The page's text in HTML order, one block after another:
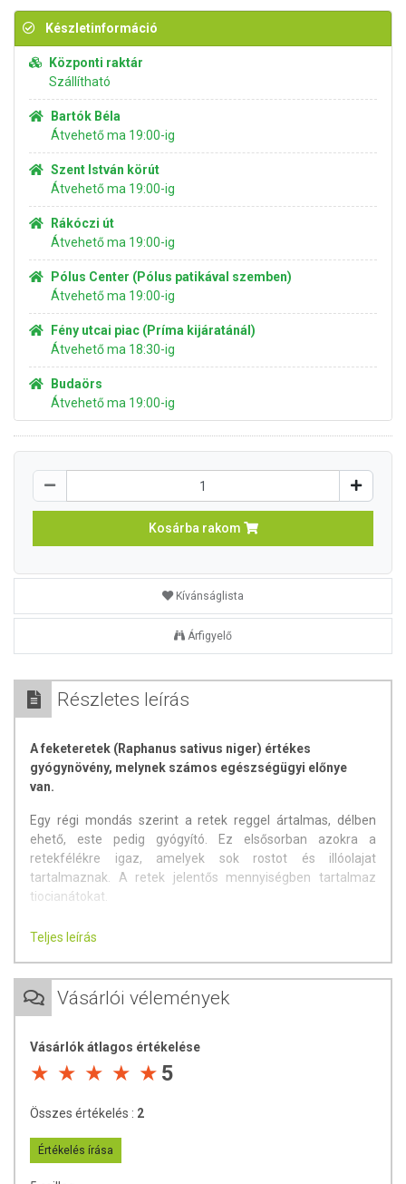
Készletinformáció
Központi raktár
Szállítható
Bartók Béla
Átvehető ma 19:00-ig
Szent István körút
Átvehető ma 19:00-ig
Rákóczi út
Átvehető ma 19:00-ig
Pólus Center (Pólus patikával szemben)
Átvehető ma 19:00-ig
Fény utcai piac (Príma kijáratánál)
Átvehető ma 18:30-ig
Budaörs
Átvehető ma 19:00-ig
Kosárba rakom
Kívánságlista
Árfigyelő
Részletes leírás
A feketeretek (Raphanus sativus niger) értékes
gyógynövény, melynek számos egészségügyi előnye
van.
Egy régi mondás szerint a retek reggel ártalmas, délben
ehető, este pedig gyógyító. Ez elsősorban azokra a
retekfélékre igaz, amelyek sok rostot és illóolajat
tartalmaznak. A retek jelentős mennyiségben tartalmaz
tiocianátokat.
Felhasználása:
Belsőleg:naponta az esti étkezés után 1x21 csepp
Összetevők:feketeretek
A feketeretek – erős aromája és magas illóolaj tartalma
miatt – jól ismert a köhögés, rekedtség, megfázásos
problémák kezelésére
gyomornedvek elválasztását. Hatóanyagai a mustárolaj-
magnézium, foszfor és niacin. Különösen
Teljes leírás
Vásárlói vélemények
Vásárlók átlagos értékelése
5
Összes értékelés : 2
Értékelés írása